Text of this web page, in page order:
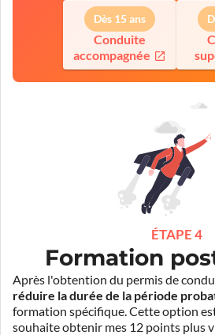
Dès 15 ans
Conduite
accompagnée
ÉTAPE 4
Formation
Après l'obtention du permis de
réduire la durée de la période
formation spécifique. Cette option
souhaite obtenir mes 12 points plus